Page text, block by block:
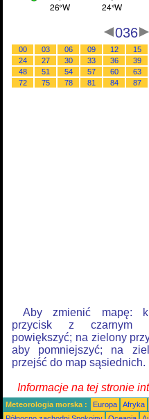
036
00 03 06 09 12 15
24
27 30 33 36 39
48
51 54 57 60 63
72
75 78 81 84 87
Aby zmienić mapę:
przycisk z czarnym
powiększyć; na zielony
aby pomniejszyć; na
przejść do map sąsiednich.
Informacje na tej stronie
Meteorologia morska : Europa Afryka